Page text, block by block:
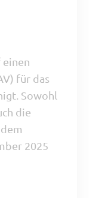
einen
für das
Sowohl
die
2025